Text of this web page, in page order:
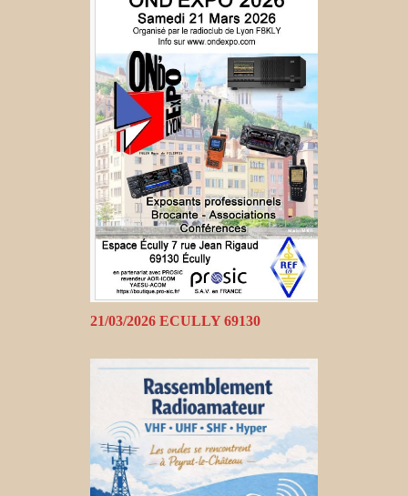
21/03/2026 ECULLY 69130